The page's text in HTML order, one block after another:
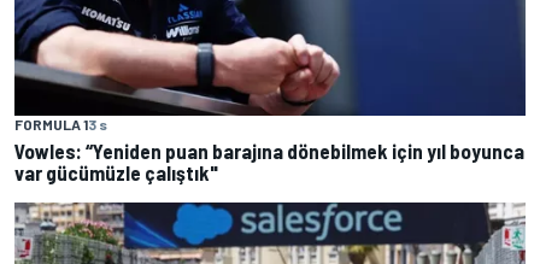
FORMULA 13 s
Vowles: “Yeniden puan barajına dönebilmek için yıl boyunca
var gücümüzle çalıştık"